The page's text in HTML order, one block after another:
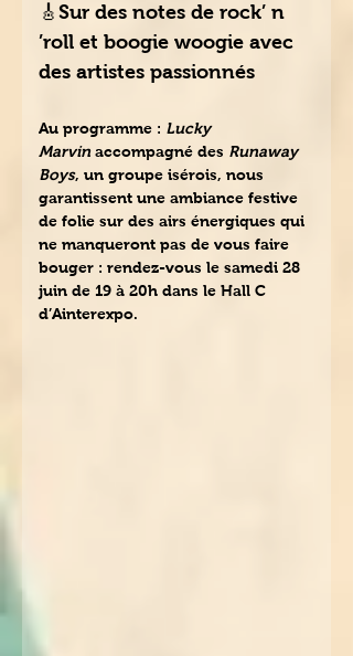
🎸Sur des notes de rock’ n
’roll et boogie woogie avec
des artistes passionnés
Au programme : Lucky
Marvin accompagné des Runaway
Boys, un groupe isérois, nous
garantissent une ambiance festive
de folie sur des airs énergiques qui
ne manqueront pas de vous faire
bouger : rendez-vous le samedi 28
juin de 19 à 20h dans le Hall C
d’Ainterexpo.